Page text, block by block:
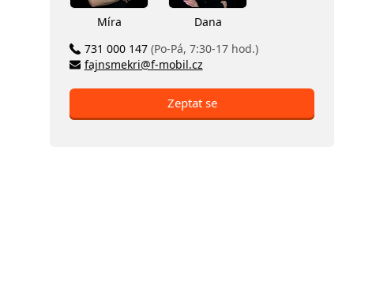
Míra
Dana
731 000 147 (Po-Pá, 7:30-17 hod.)
fajnsmekri@f-mobil.cz
Zeptat se